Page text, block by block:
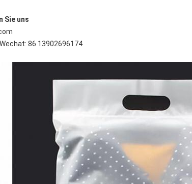
Sie uns
86 13902696174